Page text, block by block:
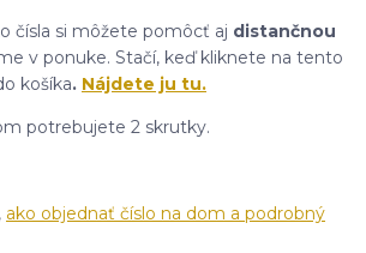
čísla si môžete pomôcť aj distančnou
v ponuke. Stačí, keď kliknete na tento
košíka. Nájdete ju tu.
potrebujete 2 skrutky.
ako objednať číslo na dom a podrobný